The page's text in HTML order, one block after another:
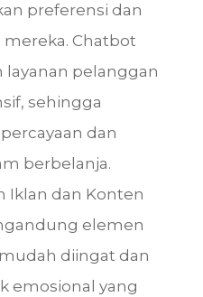
preferensi dan
Chatbot
pelanggan
sehingga
dan
berbelanja.
Iklan dan Konten
elemen
diingat dan
emosional yang